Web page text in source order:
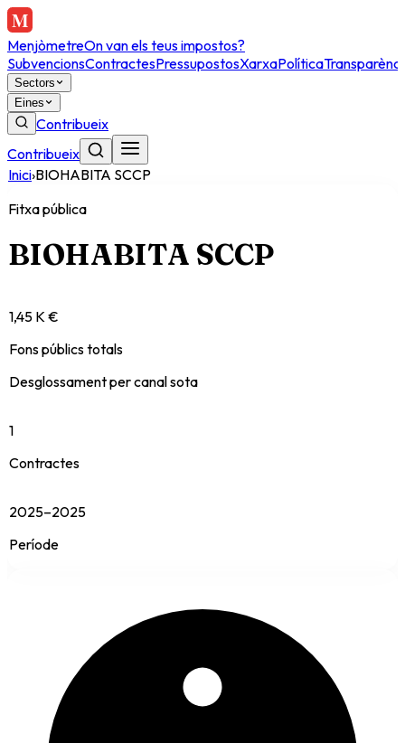
MenjòmetreOn van els teus impostos?
SubvencionsContractesPressupostosXarxaPolítica
Sectors
Eines
Contribueix
Contribueix
Inici›BIOHABITA SCCP
Fitxa pública
BIOHABITA SCCP
1,45 K €
Fons públics totals
Desglossament per canal sota
1
Contractes
2025–2025
Període